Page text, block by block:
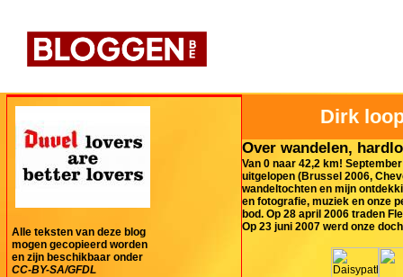
Alle teksten van deze blog
mogen gecopieerd worden
en zijn beschikbaar onder
CC-BY-SA/GFDL
Dirk
Over wandelen,
Van 0 naar 42,2 km!
uitgelopen (Brussel 2006,
wandeltochten en mijn
en fotografie, muziek en onze
bod. Op 28 april 2006 traden
Op 23 juni 2007 werd onze